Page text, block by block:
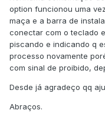
option funcionou uma
maça e a barra de
conectar com o teclado
piscando e indicando q
processo novamente
com sinal de proibido,
Desde já agradeço qq
Abraços.